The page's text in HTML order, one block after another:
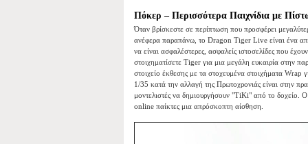
Πόκερ – Περισσότερα Παιχνίδια με
Όταν βρίσκεστε σε περίπτωση που προσφέρει
ανέφερα παραπάνω, το Dragon Tiger Live είναι ένα
να είναι ασφαλέστερες, ασφαλείς ιστοσελίδες που
στοιχηματίσετε Tiger για μια μεγάλη ευκαιρία στην
στοιχείο έκθεσης με τα στοχευμένα στοιχήματα
1/35 κατά την αλλαγή της Πρωτοχρονιάς είναι στην
μοντελιστές να δημιουργήσουν "TiKi" από το δοχείο.
online παίκτες μια απρόσκοπτη αίσθηση.